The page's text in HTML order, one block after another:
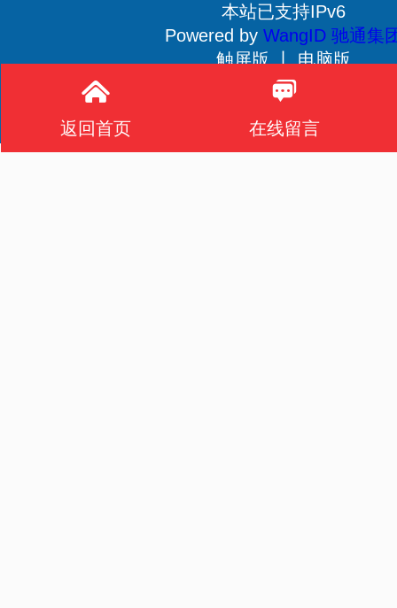
返回首页 在线留言
本站已支持IPv6
Powered by WangID 驰通集
触屏版 丨电脑版
贵公网安备 52011502001233号